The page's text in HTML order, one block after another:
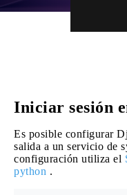
Iniciar sesión
Es posible configurar
salida a un servicio de
configuración utiliza el
python .